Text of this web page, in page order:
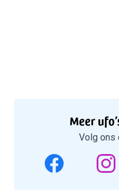
Meer
Volg ons